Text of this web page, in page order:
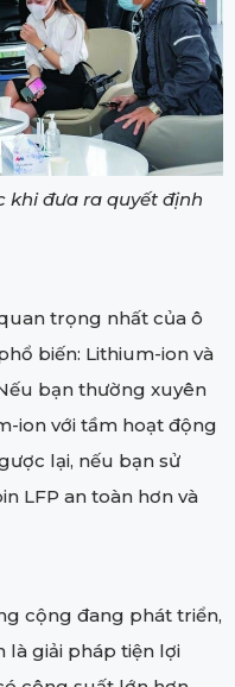
khi đưa ra quyết định
trọng nhất của ô
biến: Lithium-ion và
bạn thường xuyên
ion với tầm hoạt động
lại, nếu bạn sử
LFP an toàn hơn và
cộng đang phát triển,
là giải pháp tiện lợi